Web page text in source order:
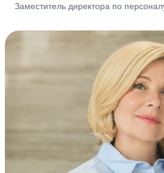
Заместитель директора по